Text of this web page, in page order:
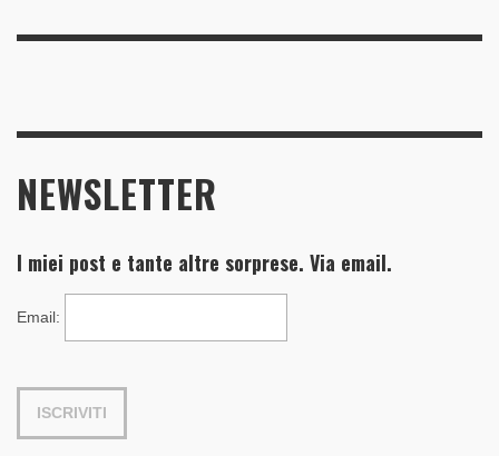
NEWSLETTER
I miei post e tante altre sorprese. Via email.
Email: